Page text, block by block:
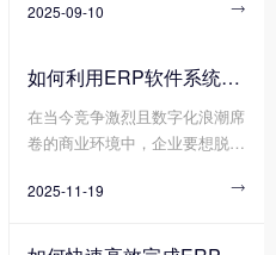
米兰online（中国） 正帮助传统
营”的跨越式升级。那么您知道
站登录入口-米兰online（中国）
重塑竞争力吗?
而，许多企业投入巨资引入ERP
效等问题陷入“上不去、下不
来”的困境。那么您知道企业如
何高效应用ERP软件吗?
2025-09-10 
如何利用ERP软件系统更好提升企业运营效率?
在当今竞争激烈且数字化浪潮席
卷的商业环境中，企业要想脱颖
营效率是关键所在。而ERP软件
正凭借其强大的整合与协同能
2025-11-19 